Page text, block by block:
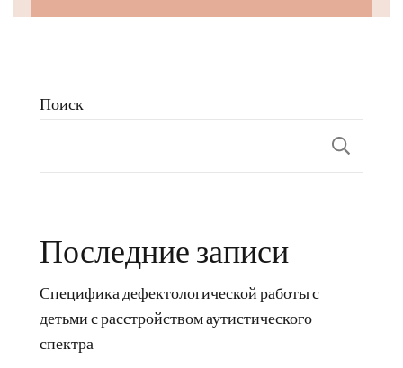
Поиск
Последние записи
Специфика дефектологической работы с
детьми с расстройством аутистического
спектра